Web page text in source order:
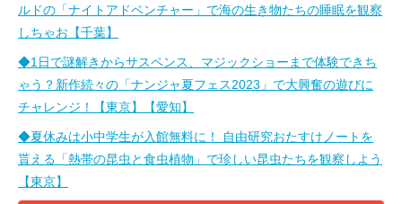
ルドの「ナイトアドベンチャー」で海の生き物たちの睡眠を観察
しちゃお【千葉】
◆1日で謎解きからサスペンス、マジックショーまで体験できち
ゃう？新作続々の「ナンジャ夏フェス2023」で大興奮の遊びに
チャレンジ！【東京】【愛知】
◆夏休みは小中学生が入館無料に！ 自由研究おたすけノートを
貰える「熱帯の昆虫と食虫植物」で珍しい昆虫たちを観察しよう
【東京】